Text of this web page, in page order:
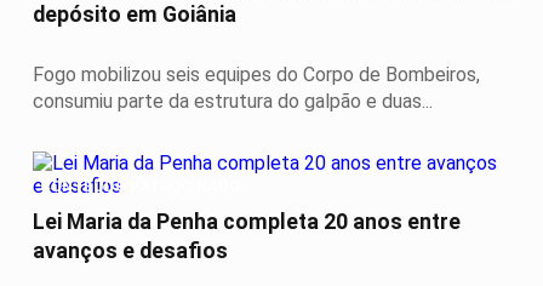
depósito em Goiânia
Fogo mobilizou seis equipes do Corpo de Bombeiros,
consumiu parte da estrutura do galpão e duas...
CONTEÚDO PATROCINADO
Lei Maria da Penha completa 20 anos entre
avanços e desafios